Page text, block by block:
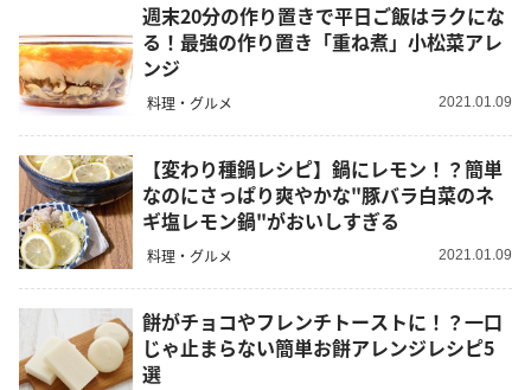
週末20分の作り置きで平日ご飯はラクにな
る！最強の作り置き「重ね煮」小松菜アレ
ンジ
料理・グルメ 2021.01.09
【変わり種鍋レシピ】鍋にレモン！？簡単
なのにさっぱり爽やかな"豚バラ白菜のネ
ギ塩レモン鍋"がおいしすぎる
料理・グルメ 2021.01.09
餅がチョコやフレンチトーストに！？一口
じゃ止まらない簡単お餅アレンジレシピ5
選